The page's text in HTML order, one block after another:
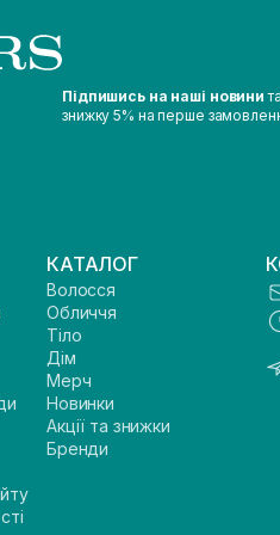
Підпишись на наші новини
знижку 5% на перше
КАТАЛОГ
Волосся
Обличчя
Тіло
Дім
Мерч
Новинки
Акції та знижки
Бренди